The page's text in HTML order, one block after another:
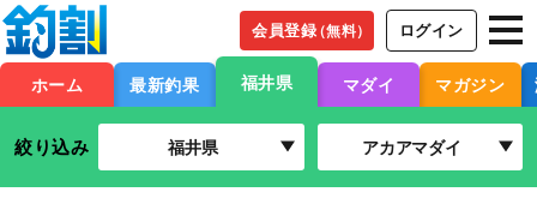
会員登録（無料） ログイン
ホーム 最新釣果 福井県 マダイ マガジン
絞り込み 福井県 アカアマダイ